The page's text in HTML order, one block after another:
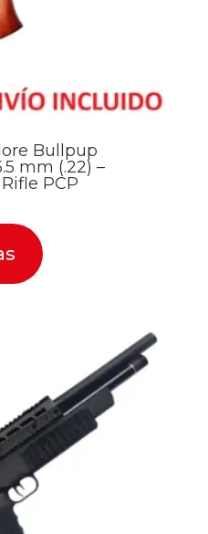
Bullpup
mm (.22) –
PCP